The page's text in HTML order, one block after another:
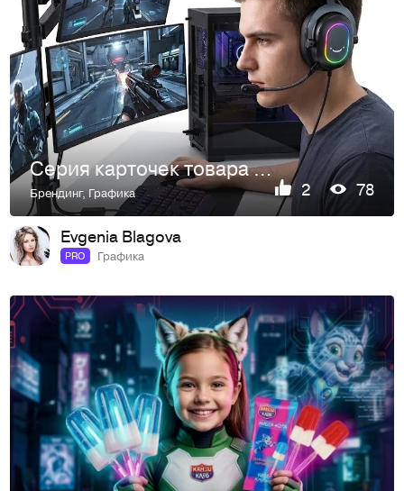
Серия карточек товара для игровых наушников.
Брендинг,Графика 2 78
Evgenia Blagova
PRO Графика